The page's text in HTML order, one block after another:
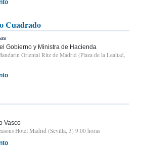
Cuadrado
Gobierno y Ministra de Hacienda
Oriental Ritz de Madrid (Plaza de la Lealtad,
Vasco
Hotel Madrid (Sevilla, 3) 9.00 horas